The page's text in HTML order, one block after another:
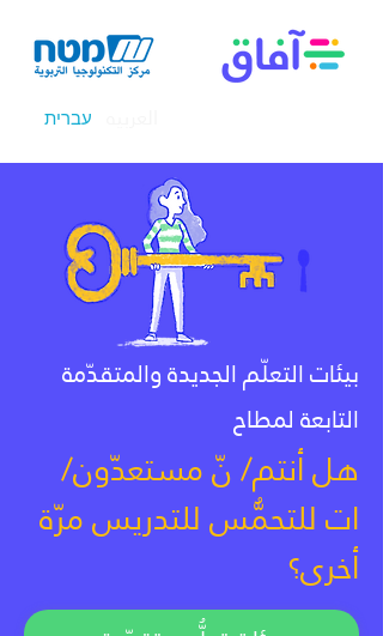
هل أنتم/ نّ مستعدّون/
ات للتحمُّس للتدريس مرّة
أخرى؟
بيئات التعلّم الجديدة والمتقدّمة
التابعة لمطاح
עברית